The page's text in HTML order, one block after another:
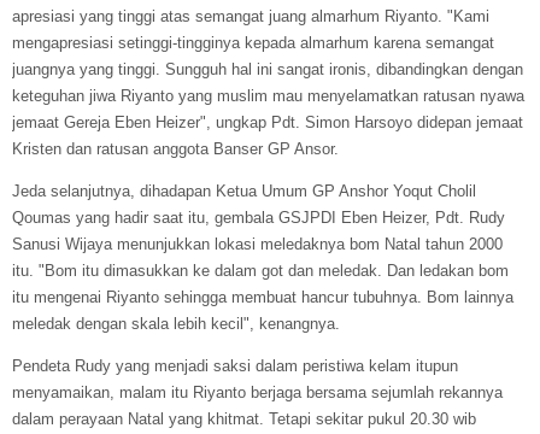
apresiasi yang tinggi atas semangat juang almarhum Riyanto. "Kami
mengapresiasi setinggi-tingginya kepada almarhum karena semangat
juangnya yang tinggi. Sungguh hal ini sangat ironis, dibandingkan dengan
keteguhan jiwa Riyanto yang muslim mau menyelamatkan ratusan nyawa
jemaat Gereja Eben Heizer", ungkap Pdt. Simon Harsoyo didepan jemaat
Kristen dan ratusan anggota Banser GP Ansor.
Jeda selanjutnya, dihadapan Ketua Umum GP Anshor Yoqut Cholil
Qoumas yang hadir saat itu, gembala GSJPDI Eben Heizer, Pdt. Rudy
Sanusi Wijaya menunjukkan lokasi meledaknya bom Natal tahun 2000
itu. "Bom itu dimasukkan ke dalam got dan meledak. Dan ledakan bom
itu mengenai Riyanto sehingga membuat hancur tubuhnya. Bom lainnya
meledak dengan skala lebih kecil", kenangnya.
Pendeta Rudy yang menjadi saksi dalam peristiwa kelam itupun
menyamaikan, malam itu Riyanto berjaga bersama sejumlah rekannya
dalam perayaan Natal yang khitmat. Tetapi sekitar pukul 20.30 wib